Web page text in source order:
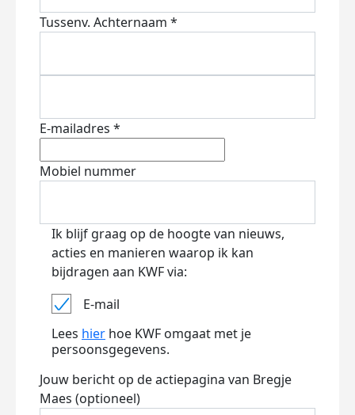
Tussenv. Achternaam *
E-mailadres *
Mobiel nummer
Ik blijf graag op de hoogte van nieuws,
acties en manieren waarop ik kan
bijdragen aan KWF via:
E-mail
Lees hier hoe KWF omgaat met je
persoonsgegevens.
Jouw bericht op de actiepagina van Bregje
Maes (optioneel)